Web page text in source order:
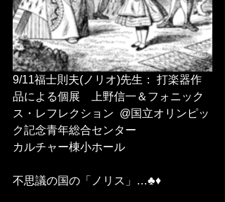
9/11福士則夫(ノリオ)先生： 打楽器作
品による個展　上野信一＆フォニック
ス・レフレクション  @国立オリンピッ
ク記念青年総合センター
カルチャー棟小ホール
不思議の国の「ノリス」…♣️♦️